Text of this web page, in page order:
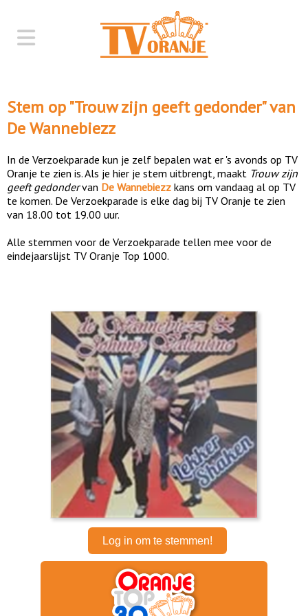
Stem op "Trouw zijn geeft gedonder" van
De Wannebiezz
In de Verzoekparade kun je zelf bepalen wat er 's avonds op TV
Oranje te zien is. Als je hier je stem uitbrengt, maakt Trouw zijn
geeft gedondervan De Wannebiezz kans om vandaag al op TV
te komen. De Verzoekparade is elke dag bij TV Oranje te zien
van 18.00 tot 19.00 uur.
Alle stemmen voor de Verzoekparade tellen mee voor de
eindejaarslijst TV Oranje Top 1000.
Log in om te stemmen!